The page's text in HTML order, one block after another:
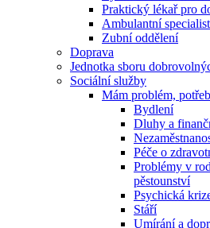
Praktický lékař pro
Ambulantní
Zubní oddělení
Doprava
Jednotka sboru
Sociální služby
Mám problém,
Bydlení
Dluhy a
Péče o
Problémy v
pěstounství
Psychická
Stáří
Umírání a